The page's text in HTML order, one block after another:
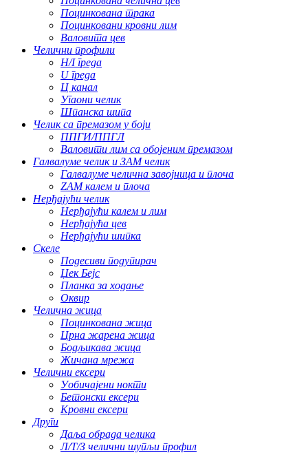
Поцинкована трака
Поцинковани кровни лим
Валовита цев
Челични профили
H/I греда
U греда
Ц канал
Угаони челик
Шпанска шипа
Челик са премазом у боји
ППГИ/ППГЛ
Валовити лим са обојеним премазом
Галвалуме челик и ЗАМ челик
Галвалуме челична завојница и плоча
ZAM калем и плоча
Нерђајући челик
Нерђајући калем и лим
Нерђајућа цев
Нерђајући шипка
Скеле
Подесиви подупирач
Џек Бејс
Планка за ходање
Оквир
Челична жица
Поцинкована жица
Црна жарена жица
Бодљикава жица
Жичана мрежа
Челични ексери
Уобичајени нокти
Бетонски ексери
Кровни ексери
Други
Даља обрада челика
Л/Т/З челични шупљи профил